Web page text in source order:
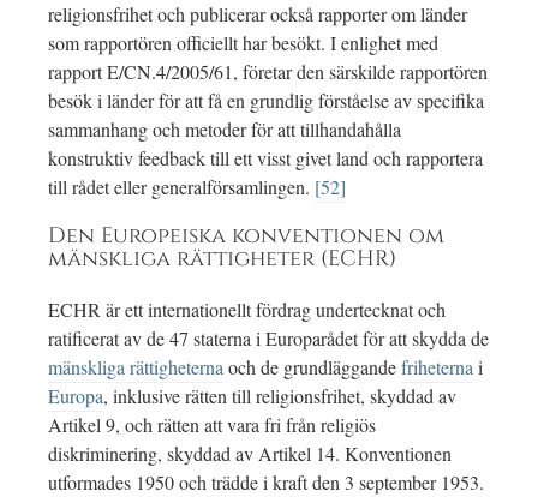
religionsfrihet och publicerar också rapporter om länder
som rapportören officiellt har besökt. I enlighet med
rapport E/CN.4/2005/61, företar den särskilde rapportören
besök i länder för att få en grundlig förståelse av specifika
sammanhang och metoder för att tillhandahålla
konstruktiv feedback till ett visst givet land och rapportera
till rådet eller generalförsamlingen. [52]
Den Europeiska konventionen om
mänskliga rättigheter (ECHR)
ECHR är ett internationellt fördrag undertecknat och
ratificerat av de 47 staterna i Europarådet för att skydda de
mänskliga rättigheterna och de grundläggandefriheterna i
Europa, inklusive rätten till religionsfrihet, skyddad av
Artikel 9, och rätten att vara fri från religiös
diskriminering, skyddad av Artikel 14. Konventionen
utformades 1950 och trädde i kraft den 3 september 1953.